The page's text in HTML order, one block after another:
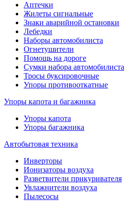
Аптечки
Жилеты сигнальные
Знаки аварийной остановки
Лебедки
Наборы автомобилиста
Огнетушители
Помощь на дороге
Сумки набора автомобилиста
Тросы буксировочные
Упоры противооткатные
Упоры капота и багажника
Упоры капота
Упоры багажника
Автобытовая техника
Инверторы
Ионизаторы воздуха
Разветвители прикуривателя
Увлажнители воздуха
Пылесосы